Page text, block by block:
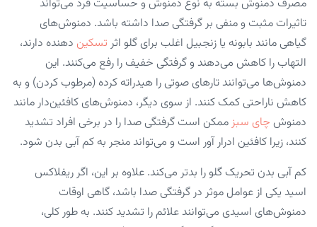
مصرف ‌دمنوش بسته به نوع ‌دمنوش و حساسیت فرد می‌تواند
تاثیرات مثبت و منفی بر گرفتگی صدا داشته باشد. دمنوش‌های
گیاهی مانند بابونه یا زنجبیل اغلب برای گلو اثر تسکین دهنده دارند،
التهاب را کاهش می‌دهند و گرفتگی خفیف را رفع می‌کنند. این
دمنوش‌ها می‌توانند تارهای صوتی را هیدراته کرده (مرطوب کردن) و به
کاهش ناراحتی کمک کنند. از سوی دیگر، ‌دمنوش‌های کافئین‌دار مانند
‌دمنوش چای سبز ممکن است گرفتگی صدا را در برخی افراد تشدید
کنند، زیرا کافئین ادرار آور است و می‌تواند منجر به کم آبی بدن شود.
کم آبی بدن تحریک گلو را بدتر می‌کند. علاوه بر این، اگر ریفلاکس
اسید یکی از عوامل موثر در گرفتگی صدا باشد، گاهی اوقات
‌دمنوش‌های اسیدی‌ می‌توانند علائم را تشدید کنند. به طور کلی،